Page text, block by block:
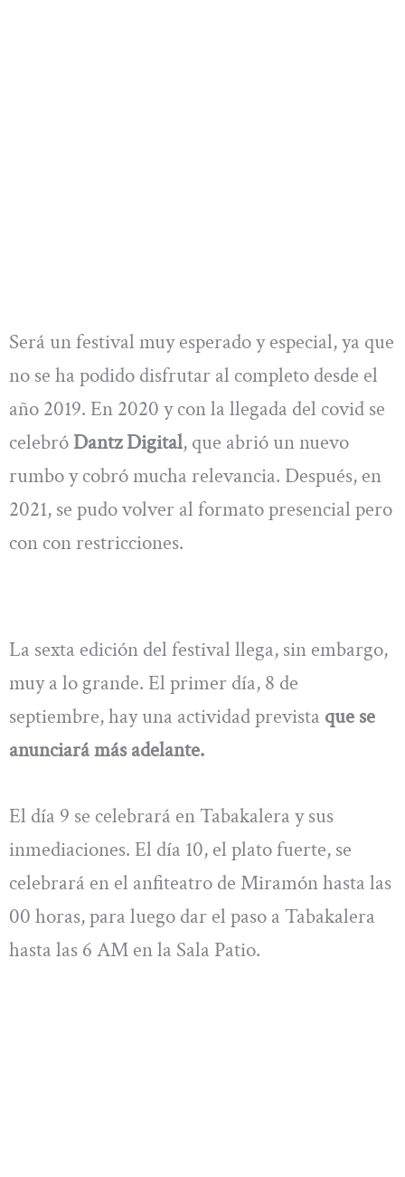
Será un festival muy esperado y especial, ya que
no se ha podido disfrutar al completo desde el
año 2019. En 2020 y con la llegada del covid se
celebró Dantz Digital, que abrió un nuevo
rumbo y cobró mucha relevancia. Después, en
2021, se pudo volver al formato presencial pero
con con restricciones.
La sexta edición del festival llega, sin embargo,
muy a lo grande. El primer día, 8 de
septiembre, hay una actividad prevista que se
anunciará más adelante.
El día 9 se celebrará en Tabakalera y sus
inmediaciones. El día 10, el plato fuerte, se
celebrará en el anfiteatro de Miramón hasta las
00 horas, para luego dar el paso a Tabakalera
hasta las 6 AM en la Sala Patio.